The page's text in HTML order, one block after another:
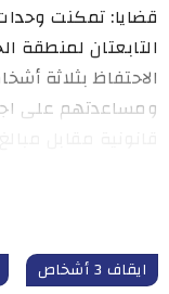
قضايا: تمكنت
التابعتان لمنطقة
الاحتفاظ بثلاثة
ومساعدتهم على
ايقاف 3 أشخاص